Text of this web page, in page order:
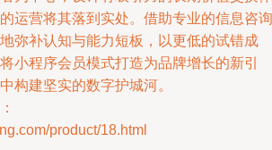
运营将其落到实处。借助专业的信息咨询
弥补认知与能力短板，以更低的试错成
小程序会员模式打造为品牌增长的新引
构建坚实的数字护城河。
product/18.html